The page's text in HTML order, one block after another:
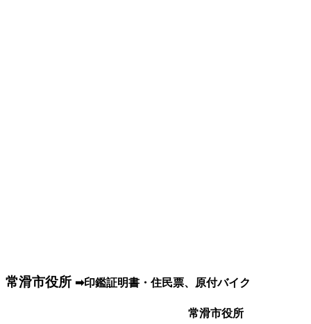
常滑市役所 ➡印鑑証明書・住民票、原付バイク
常滑市役所